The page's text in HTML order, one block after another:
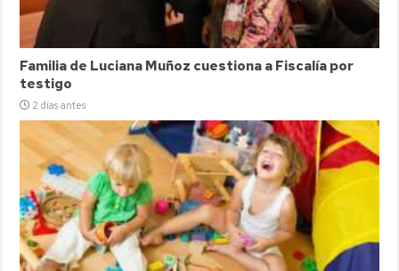
Familia de Luciana Muñoz cuestiona a Fiscalía por
testigo
2 días antes